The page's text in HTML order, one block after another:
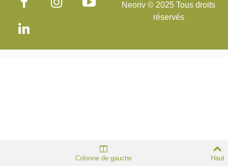
Neoriv © 2025 Tous droits
réservés
Colonne de gauche Haut